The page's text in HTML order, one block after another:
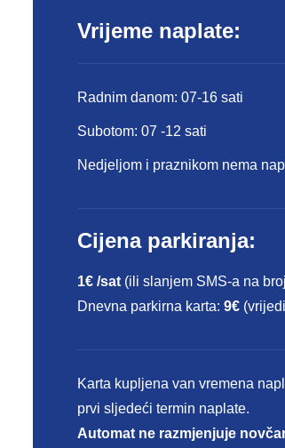
Vrijeme naplate:
Radnim danom: 07-16 sati
Subotom: 07 -12 sati
Nedjeljom i praznikom nema
Cijena parkiranja:
1€ /sat (ili slanjem SMS-a na
Dnevna parkirna karta: 9€
Karta kupljena van vremena
prvi sljedeći termin naplate.
Automat ne razmjenjuje